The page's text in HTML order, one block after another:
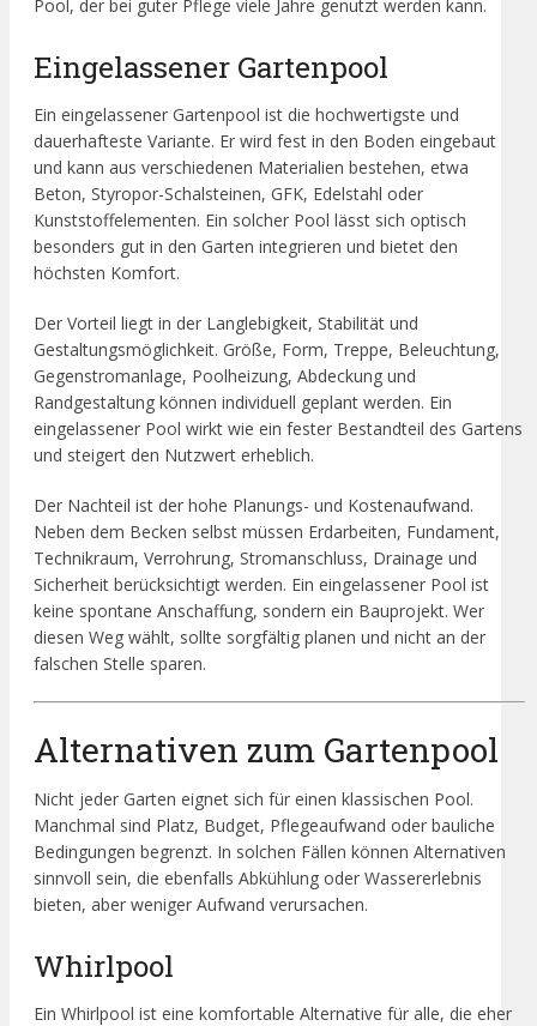
Pool, der bei guter Pflege viele Jahre genutzt werden kann.
Eingelassener Gartenpool
Ein eingelassener Gartenpool ist die hochwertigste und
dauerhafteste Variante. Er wird fest in den Boden eingebaut
und kann aus verschiedenen Materialien bestehen, etwa
Beton, Styropor-Schalsteinen, GFK, Edelstahl oder
Kunststoffelementen. Ein solcher Pool lässt sich optisch
besonders gut in den Garten integrieren und bietet den
höchsten Komfort.
Der Vorteil liegt in der Langlebigkeit, Stabilität und
Gestaltungsmöglichkeit. Größe, Form, Treppe, Beleuchtung,
Gegenstromanlage, Poolheizung, Abdeckung und
Randgestaltung können individuell geplant werden. Ein
eingelassener Pool wirkt wie ein fester Bestandteil des Gartens
und steigert den Nutzwert erheblich.
Der Nachteil ist der hohe Planungs- und Kostenaufwand.
Neben dem Becken selbst müssen Erdarbeiten, Fundament,
Technikraum, Verrohrung, Stromanschluss, Drainage und
Sicherheit berücksichtigt werden. Ein eingelassener Pool ist
keine spontane Anschaffung, sondern ein Bauprojekt. Wer
diesen Weg wählt, sollte sorgfältig planen und nicht an der
falschen Stelle sparen.
Alternativen zum Gartenpool
Nicht jeder Garten eignet sich für einen klassischen Pool.
Manchmal sind Platz, Budget, Pflegeaufwand oder bauliche
Bedingungen begrenzt. In solchen Fällen können Alternativen
sinnvoll sein, die ebenfalls Abkühlung oder Wassererlebnis
bieten, aber weniger Aufwand verursachen.
Whirlpool
Ein Whirlpool ist eine komfortable Alternative für alle, die eher